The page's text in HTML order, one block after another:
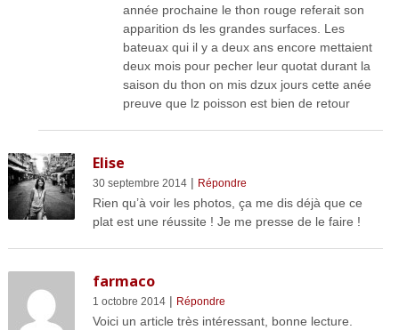
année prochaine le thon rouge referait son
apparition ds les grandes surfaces. Les
bateuax qui il y a deux ans encore mettaient
deux mois pour pecher leur quotat durant la
saison du thon on mis dzux jours cette anée
preuve que lz poisson est bien de retour
Elise
30 septembre 2014| Répondre
Rien qu’à voir les photos, ça me dis déjà que ce
plat est une réussite ! Je me presse de le faire !
farmaco
1 octobre 2014| Répondre
Voici un article très intéressant, bonne lecture.